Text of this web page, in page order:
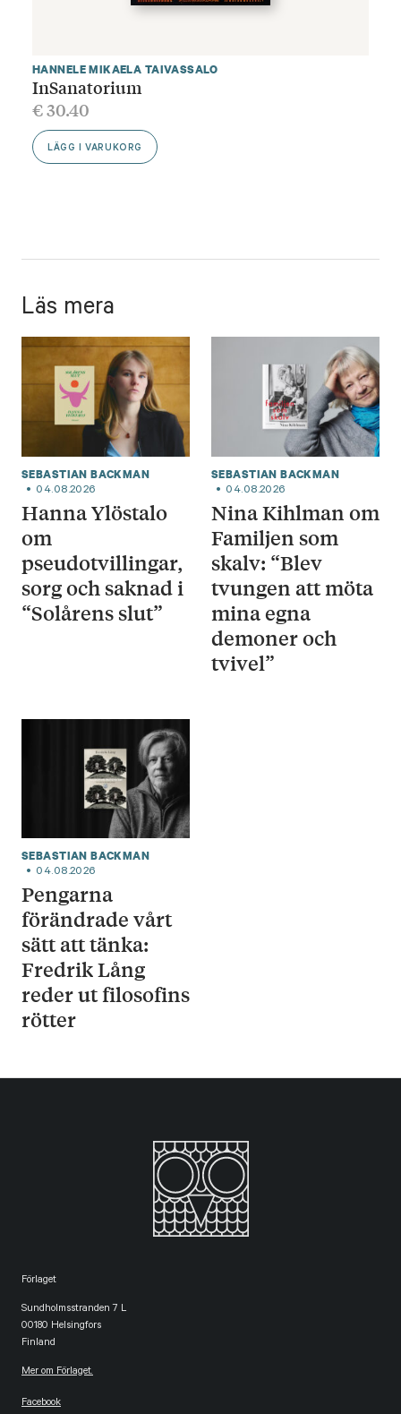
HANNELE MIKAELA TAIVASSALO
InSanatorium
€30.40
LÄGG I VARUKORG
Läs mera
SEBASTIAN BACKMAN
04.08.2026
Hanna Ylöstalo
om
pseudotvillingar,
sorg och saknad i
“Solårens slut”
SEBASTIAN BACKMAN
04.08.2026
Nina Kihlman om
Familjen som
skalv: “Blev
tvungen att möta
mina egna
demoner och
tvivel”
SEBASTIAN BACKMAN
04.08.2026
Pengarna
förändrade vårt
sätt att tänka:
Fredrik Lång
reder ut filosofins
rötter
Förlaget
Sundholmsstranden 7 L
00180 Helsingfors
Finland
Mer om Förlaget.
Facebook